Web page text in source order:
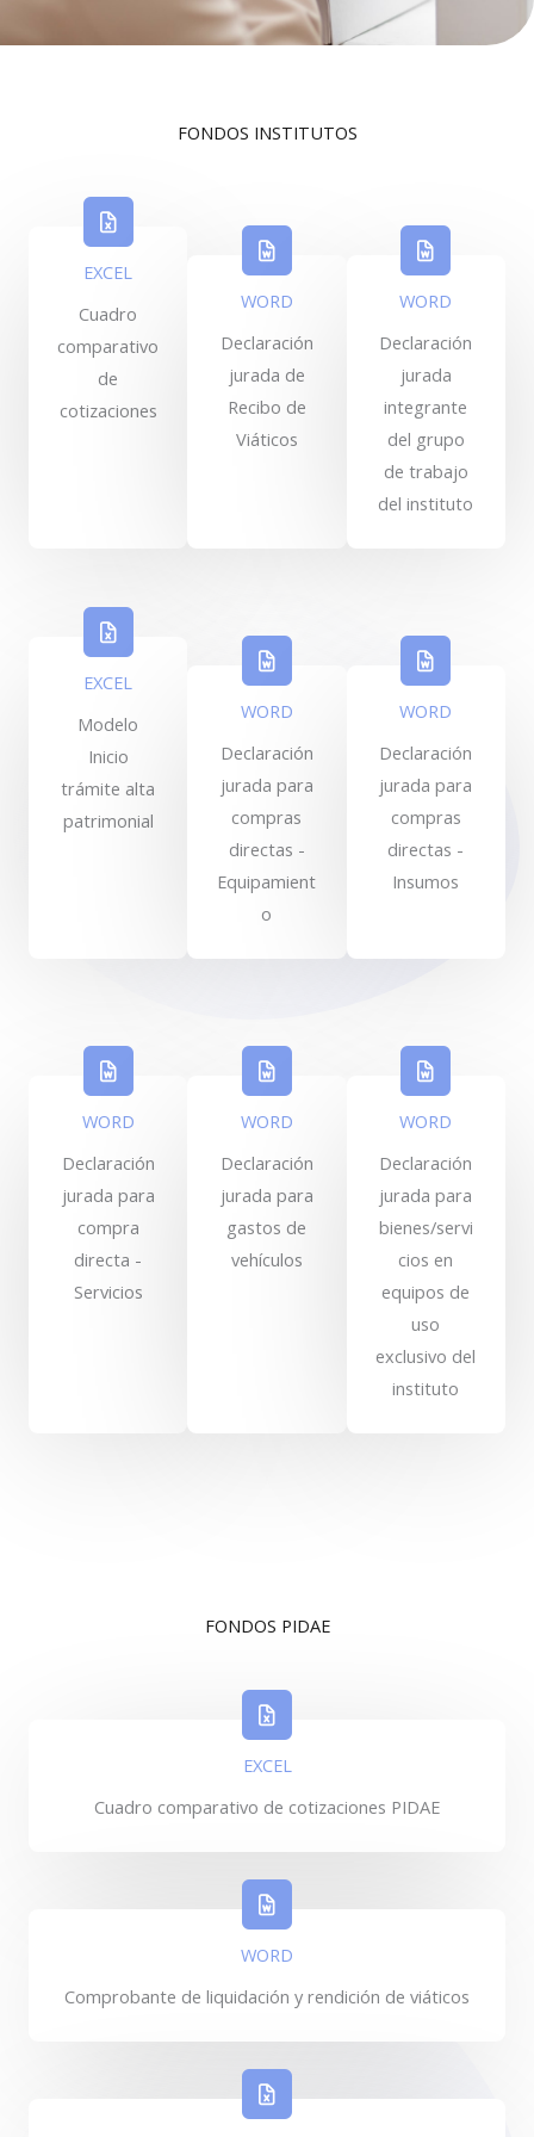
FONDOS INSTITUTOS
EXCEL
Cuadro
comparativo
de
cotizaciones
WORD
Declaración
jurada de
Recibo de
Viáticos
WORD
Declaración
jurada
integrante
del grupo
de trabajo
del instituto
EXCEL
Modelo
Inicio
trámite alta
patrimonial
WORD
Declaración
jurada para
compras
directas -
Equipamient
o
WORD
Declaración
jurada para
compras
directas -
Insumos
WORD
Declaración
jurada para
compra
directa -
Servicios
WORD
Declaración
jurada para
gastos de
vehículos
WORD
Declaración
jurada para
bienes/servi
cios en
equipos de
uso
exclusivo del
instituto
FONDOS PIDAE
EXCEL
Cuadro comparativo de cotizaciones PIDAE
WORD
Comprobante de liquidación y rendición de viáticos